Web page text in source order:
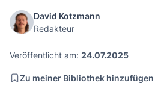
David Kotzmann
Redakteur
Veröffentlicht am: 24.07.2025
Zu meiner Bibliothek hinzufügen